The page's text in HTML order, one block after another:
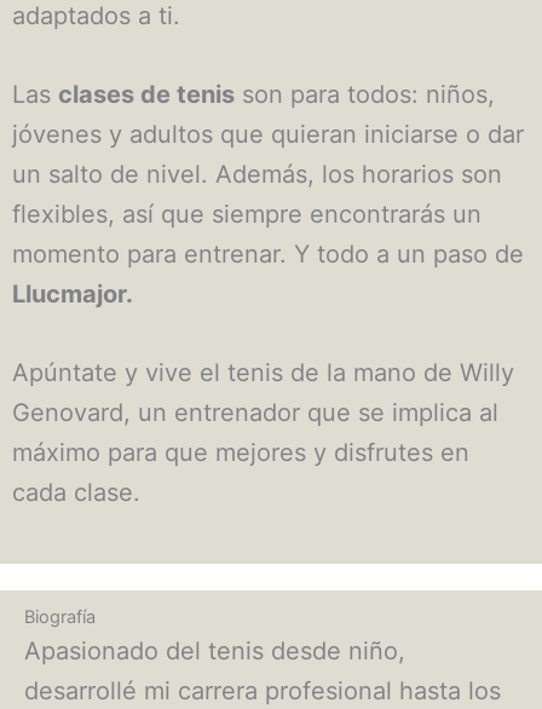
adaptados a ti.
Las clases de tenis son para todos: niños,
jóvenes y adultos que quieran iniciarse o dar
un salto de nivel. Además, los horarios son
flexibles, así que siempre encontrarás un
momento para entrenar. Y todo a un paso de
Llucmajor.
Apúntate y vive el tenis de la mano de Willy
Genovard, un entrenador que se implica al
máximo para que mejores y disfrutes en
cada clase.
Biografía
Apasionado del tenis desde niño,
desarrollé mi carrera profesional hasta los